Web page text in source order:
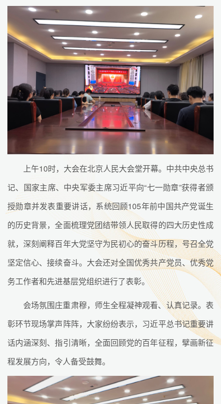
上午10时，大会在北京人民大会堂开幕。中共中央总书
记、国家主席、中央军委主席习近平向“七一勋章”获得者颁
授勋章并发表重要讲话，系统回顾105年前中国共产党诞生
的历史背景，全面梳理党团结带领人民取得的四大历史性成
就，深刻阐释百年大党坚守为民初心的奋斗历程，号召全党
坚定信心、接续奋斗。大会还对全国优秀共产党员、优秀党
务工作者和先进基层党组织进行了表彰。
会场氛围庄重肃穆，师生全程凝神观看、认真记录。表
彰环节现场掌声阵阵，大家纷纷表示，习近平总书记重要讲
话内涵深刻、指引清晰，全面回顾党的百年征程，擘画新征
程发展方向，令人备受鼓舞。